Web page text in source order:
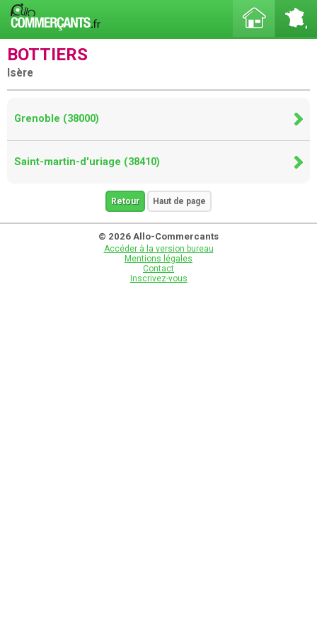
BOTTIERS
Isère
Grenoble (38000)
Saint-martin-d'uriage (38410)
Retour Haut de page
© 2026 Allo-Commercants
Accéder à la version bureau
Mentions légales
Contact
Inscrivez-vous